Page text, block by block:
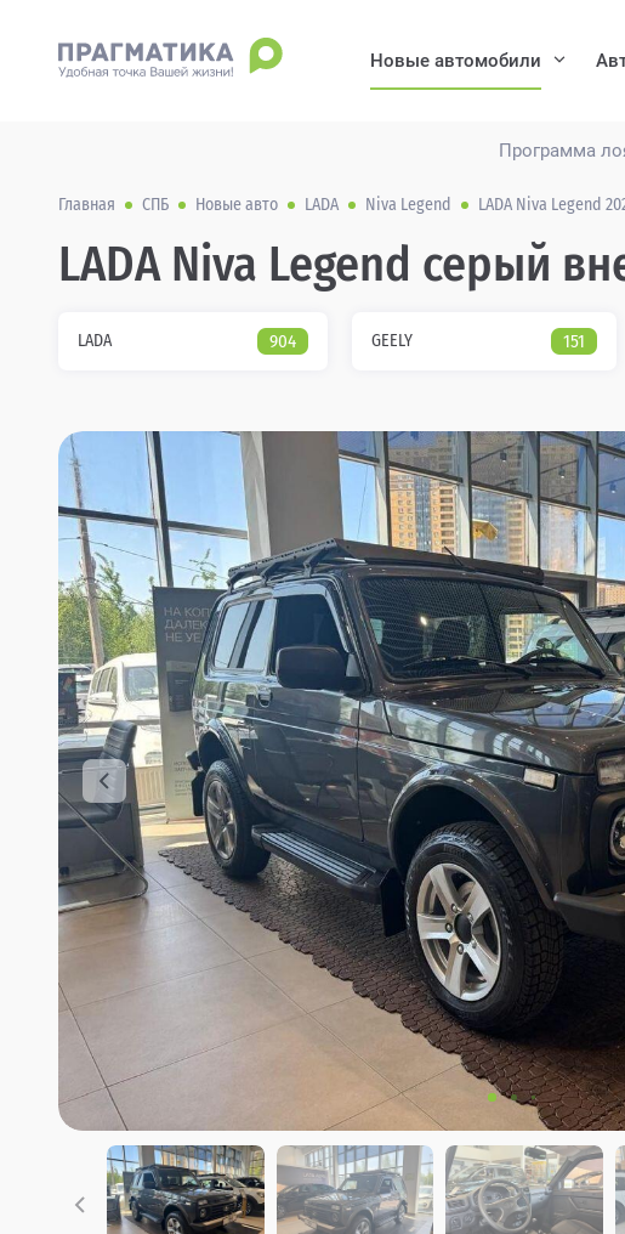
Программа
Новые автомобили
Главная СПБ Новые авто LADA Niva Legend LADA Niva Legend
LADA Niva Legend серый
LADA 904 GEELY 151